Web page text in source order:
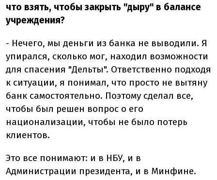
что взять, чтобы закрыть "дыру" в балансе
учреждения?
- Нечего, мы деньги из банка не выводили. Я
упирался, сколько мог, находил возможности
для спасения "Дельты". Ответственно подходя
к ситуации, я понимал, что просто не вытяну
банк самостоятельно. Поэтому сделал все,
чтобы был решен вопрос о его
национализации, чтобы не было потерь
клиентов.
Это все понимают: и в НБУ, и в
Администрации президента, и в Минфине.